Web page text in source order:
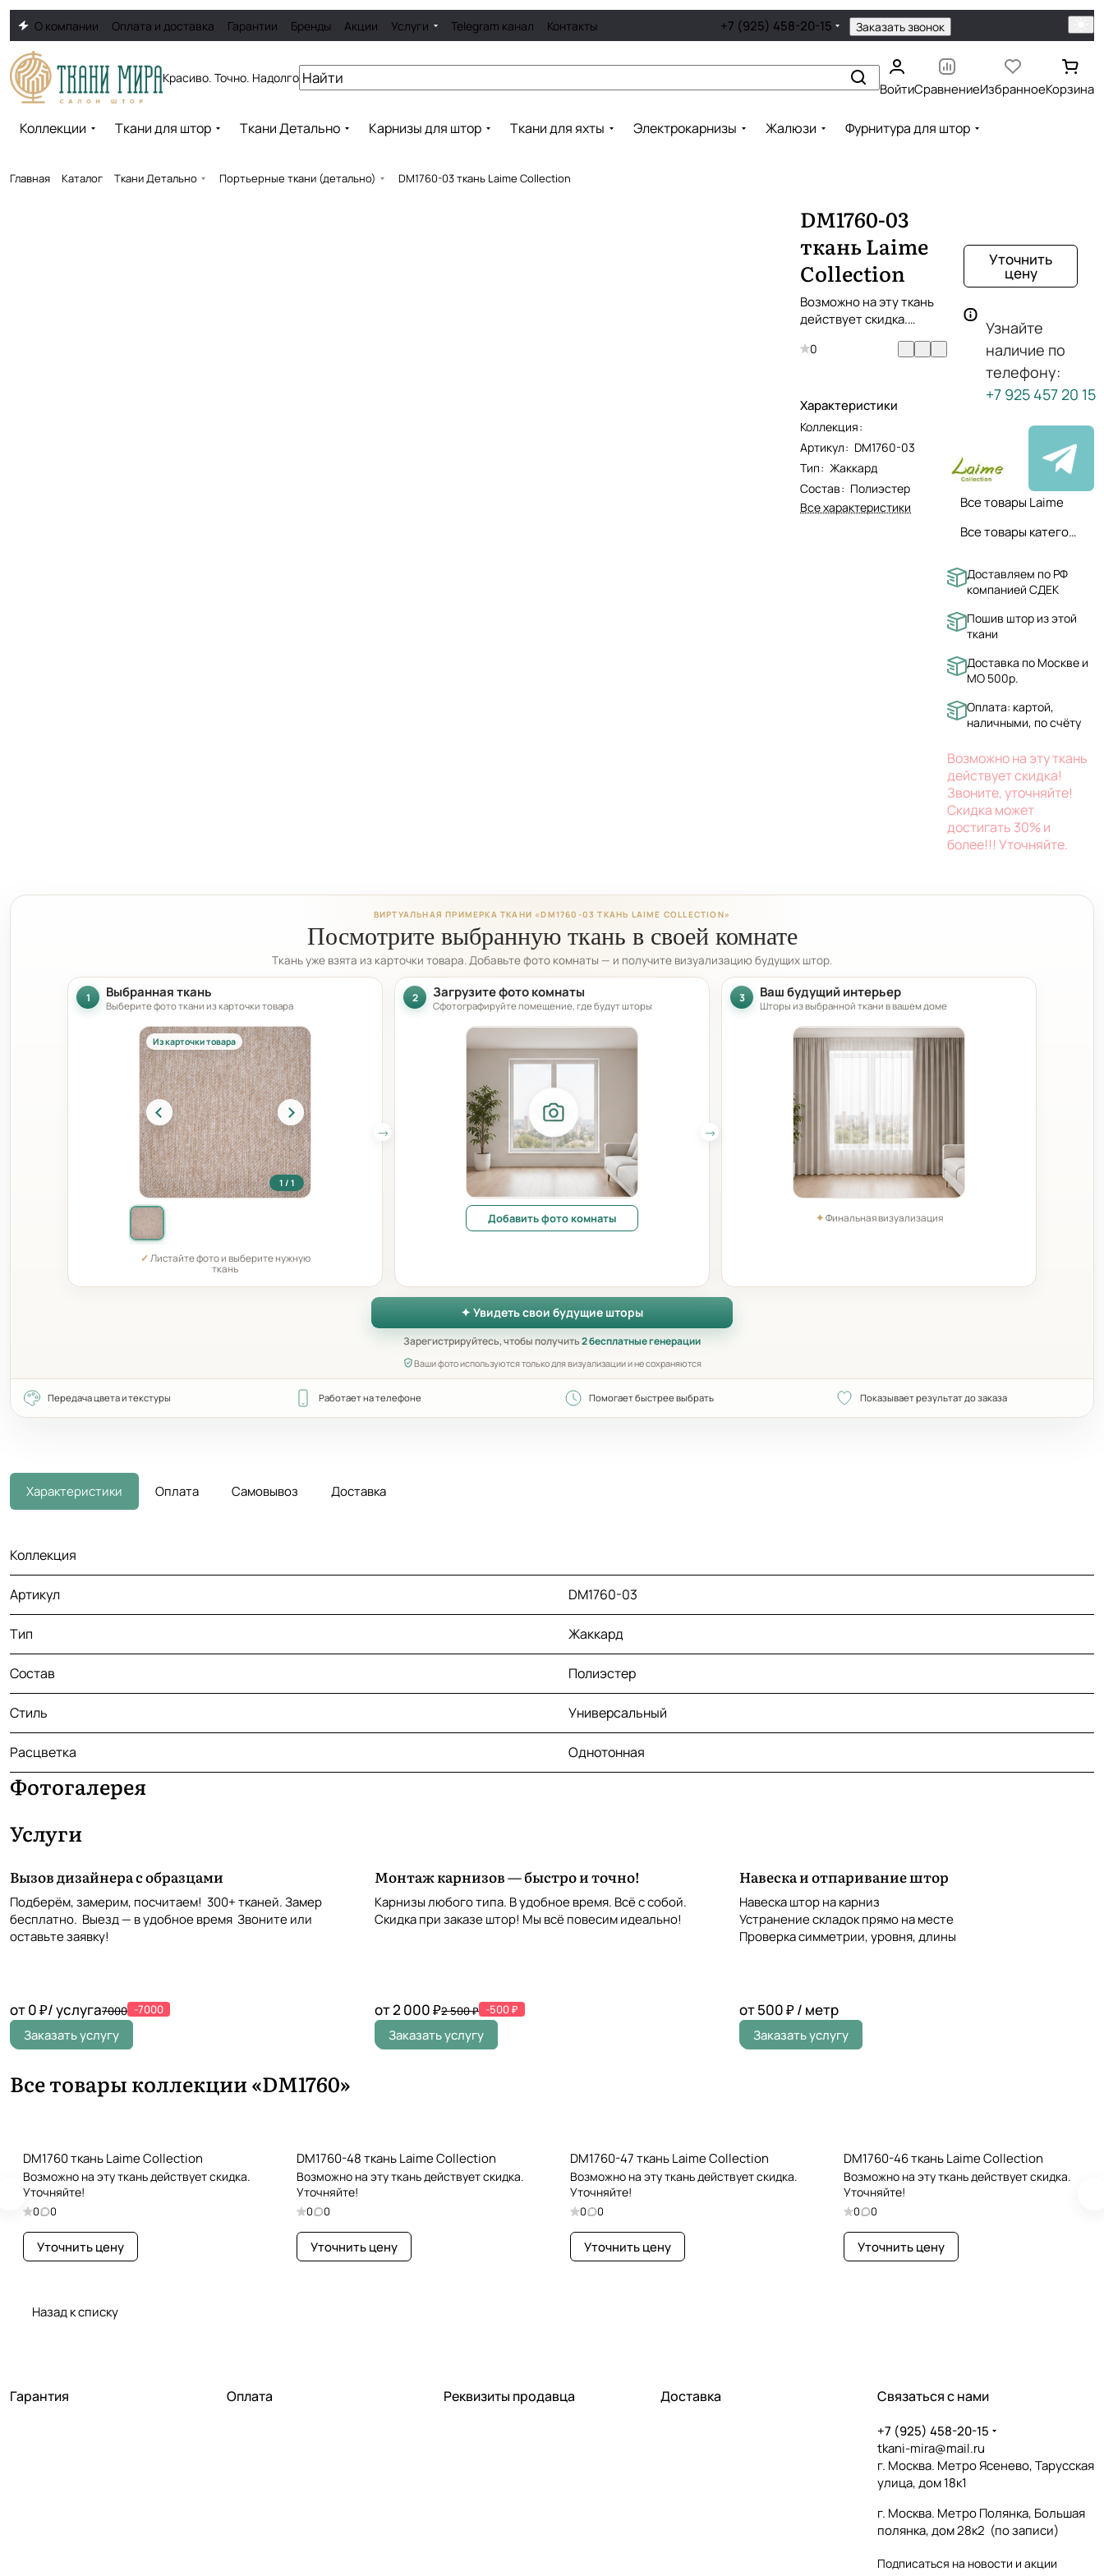
О компании Оплата и доставка Гарантии Бренды Акции Услуги Telegram канал Контакты +7 (925) 458-20-15 Заказать звонок
Красиво. Точно. Надолго
ВойтиСравнениеИзбранноеКорзина
Коллекции Ткани для штор Ткани Детально Карнизы для штор Ткани для яхты Электрокарнизы Жалюзи Фурнитура для штор
Главная Каталог Ткани Детально Портьерные ткани (детально) DM1760-03 ткань Laime Collection
DM1760-03
ткань Laime
Collection
Возможно на эту ткань
действует скидка.
0
Характеристики
Коллекция:
Артикул: DM1760-03
Тип: Жаккард
Состав: Полиэстер
Все характеристики
Уточнить
цену
Узнайте
наличие по
телефону:
+7 925 457 20 15
Все товары Laime
Все товары категории
Доставляем по РФ
компанией СДЕК
Пошив штор из этой
ткани
Доставка по Москве и
МО 500р.
Оплата: картой,
наличными, по счёту
Возможно на эту ткань
действует скидка!
Звоните, уточняйте!
Скидка может
достигать 30% и
более!!! Уточняйте.
ВИРТУАЛЬНАЯ ПРИМЕРКА ТКАНИ «DM1760-03 ТКАНЬ LAIME COLLECTION»
Посмотрите выбранную ткань в своей комнате
Ткань уже взята из карточки товара. Добавьте фото комнаты — и получите визуализацию будущих штор.
1 Выбранная ткань
Выберите фото ткани из карточки товара
Из карточки товара
1 / 1
✓Листайте фото и выберите нужную
ткань
2 Загрузите фото комнаты
Сфотографируйте помещение, где будут шторы
Добавить фото комнаты
3 Ваш будущий интерьер
Шторы из выбранной ткани в вашем доме
✦Финальная визуализация
✦ Увидеть свои будущие шторы
Зарегистрируйтесь, чтобы получить2 бесплатные генерации
Ваши фото используются только для визуализации и не сохраняются
Передача цвета и текстуры Работает на телефоне Помогает быстрее выбрать Показывает результат до заказа
Характеристики Оплата Самовывоз Доставка
Коллекция
Артикул DM1760-03
Тип Жаккард
Состав Полиэстер
Стиль Универсальный
Расцветка Однотонная
Фотогалерея
Услуги
Вызов дизайнера с образцами
Подберём, замерим, посчитаем! 300+ тканей. Замер
бесплатно. Выезд — в удобное время Звоните или
оставьте заявку!
от 0 ₽/ услуга7000 -7000
Заказать услугу
Монтаж карнизов — быстро и точно!
Карнизы любого типа. В удобное время. Всё с собой.
Скидка при заказе штор! Мы всё повесим идеально!
от 2 000 ₽2 500 ₽ -500 ₽
Заказать услугу
Навеска и отпаривание штор
Навеска штор на карниз
Устранение складок прямо на месте
Проверка симметрии, уровня, длины
от 500 ₽ / метр
Заказать услугу
Все товары коллекции «DM1760»
DM1760 ткань Laime Collection
Возможно на эту ткань действует скидка.
Уточняйте!
0 0
Уточнить цену
DM1760-48 ткань Laime Collection
Возможно на эту ткань действует скидка.
Уточняйте!
0 0
Уточнить цену
DM1760-47 ткань Laime Collection
Возможно на эту ткань действует скидка.
Уточняйте!
0 0
Уточнить цену
DM1760-46 ткань Laime Collection
Возможно на эту ткань действует скидка.
Уточняйте!
0 0
Уточнить цену
Назад к списку
Гарантия Оплата Реквизиты продавца Доставка Связаться с нами
+7 (925) 458-20-15
tkani-mira@mail.ru
г. Москва. Метро Ясенево, Тарусская
улица, дом 18к1
г. Москва. Метро Полянка, Большая
полянка, дом 28к2 (по записи)
Подписаться на новости и акции